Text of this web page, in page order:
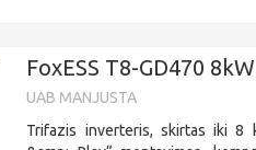
FoxESS T8-GD470
UAB MANJUSTA
Trifazis inverteris, skirtas iki 8